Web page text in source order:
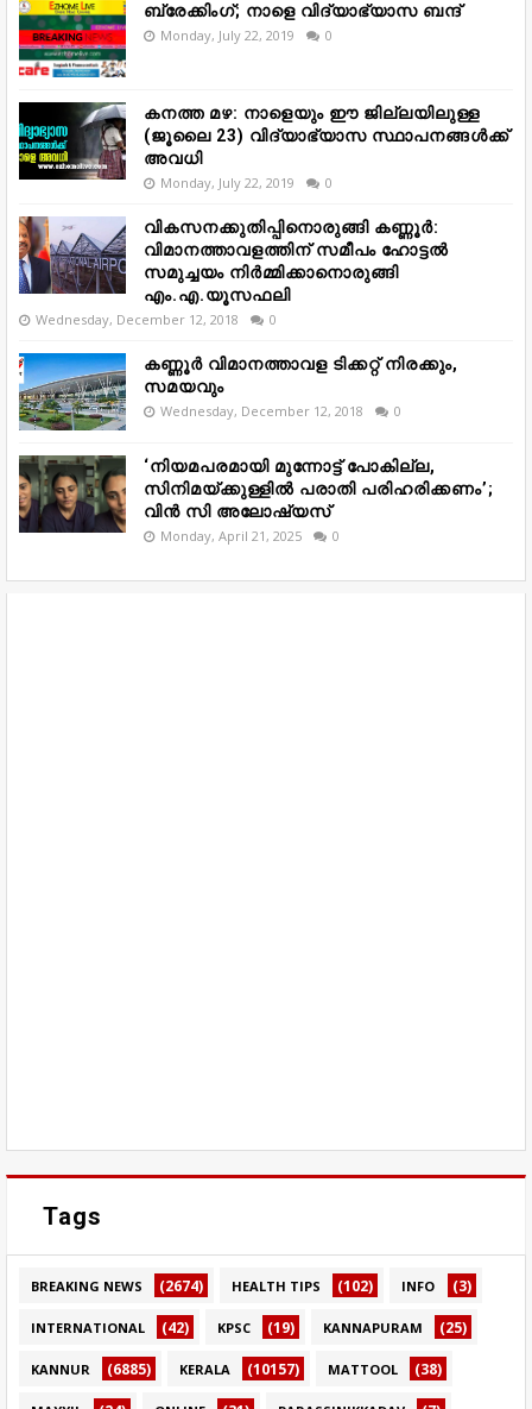
ബ്രേക്കിംഗ്; നാളെ വിദ്യാഭ്യാസ ബന്ദ്
Monday, July 22, 2019 0
കനത്ത മഴ: നാളെയും ഈ ജില്ലയിലുള്ള
(ജൂലൈ 23) വിദ്യാഭ്യാസ സ്ഥാപനങ്ങൾക്ക്
അവധി
Monday, July 22, 2019 0
വികസനക്കുതിപ്പിനൊരുങ്ങി കണ്ണൂർ:
വിമാനത്താവളത്തിന് സമീപം ഹോട്ടൽ
സമുച്ചയം നിർമ്മിക്കാനൊരുങ്ങി
എം.എ.യൂസഫലി
Wednesday, December 12, 2018 0
കണ്ണൂർ വിമാനത്താവള ടിക്കറ്റ് നിരക്കും,
സമയവും
Wednesday, December 12, 2018 0
‘നിയമപരമായി മുന്നോട്ട് പോകില്ല,
സിനിമയ്ക്കുള്ളിൽ പരാതി പരിഹരിക്കണം’;
വിൻ സി അലോഷ്യസ്
Monday, April 21, 2025 0
Tags
BREAKING NEWS (2674) HEALTH TIPS (102) INFO (3)
INTERNATIONAL (42) KPSC (19) KANNAPURAM (25)
KANNUR (6885) KERALA (10157) MATTOOL (38)